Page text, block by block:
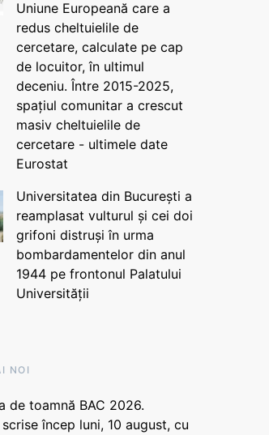
Uniune Europeană care a
redus cheltuielile de
cercetare, calculate pe cap
de locuitor, în ultimul
deceniu. Între 2015-2025,
spațiul comunitar a crescut
masiv cheltuielile de
cercetare - ultimele date
Eurostat
Universitatea din București a
reamplasat vulturul și cei doi
grifoni distruși în urma
bombardamentelor din anul
1944 pe frontonul Palatului
Universității
NOI
de toamnă BAC 2026.
încep luni, 10 august, cu